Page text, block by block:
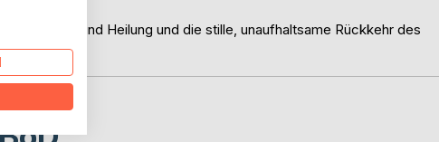
Mut, Macht und Heilung und die stille, unaufhaltsame Rückkehr des